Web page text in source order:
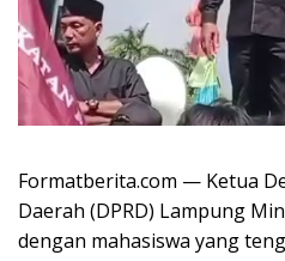
Formatberita.com — Ketua
Daerah (DPRD) Lampung
dengan mahasiswa yang